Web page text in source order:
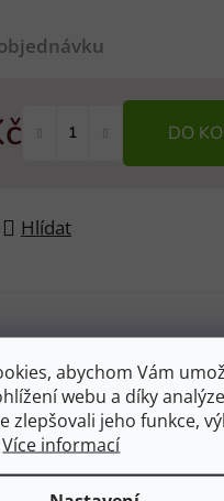
abychom Vám
webu a díky
zlepšovali jeho funkce,
Více informací
DO
Hlídat